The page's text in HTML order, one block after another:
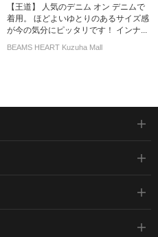
【王道】 人気のデニム オン デニムで
着用。 ほどよいゆとりのあるサイズ感
が今の気分にピッタリです！ インナ...
BEAMS HEART Kuzuha Mall